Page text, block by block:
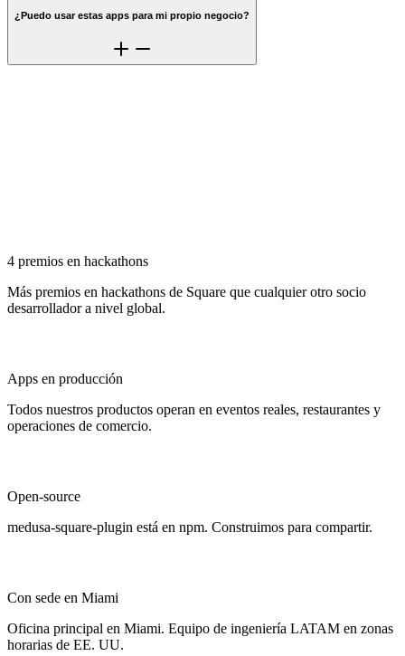
¿Puedo usar estas apps para mi propio negocio?
4 premios en hackathons
Más premios en hackathons de Square que cualquier otro socio
desarrollador a nivel global.
Apps en producción
Todos nuestros productos operan en eventos reales, restaurantes y
operaciones de comercio.
Open-source
medusa-square-plugin está en npm. Construimos para compartir.
Con sede en Miami
Oficina principal en Miami. Equipo de ingeniería LATAM en zonas
horarias de EE. UU.